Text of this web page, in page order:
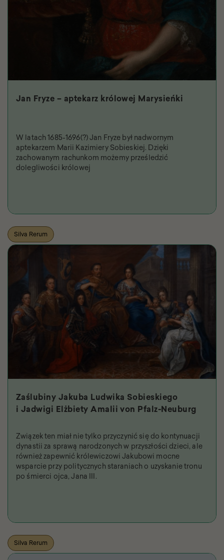
Jan Fryze – aptekarz królowej Marysieńki
W latach 1685-1696(?) Jan Fryze był nadwornym
aptekarzem Marii Kazimiery Sobieskiej. Dzięki
zachowanym rachunkom możemy prześledzić
dolegliwości królowej
Silva Rerum
Zaślubiny Jakuba Ludwika Sobieskiego
i Jadwigi Elżbiety Amalii von Pfalz-Neuburg
Związek ten miał nie tylko przyczynić się do kontynuacji
dynastii za sprawą narodzonych w przyszłości dzieci, ale
również zapewnić królewiczowi Jakubowi mocne
wsparcie przy politycznych staraniach o uzyskanie tronu
po śmierci ojca, Jana III.
Silva Rerum